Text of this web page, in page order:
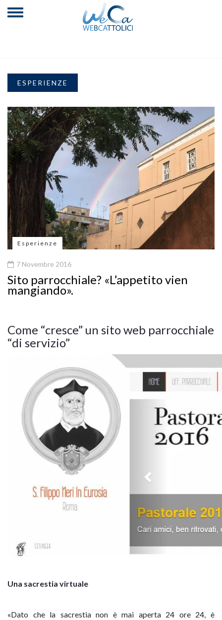
ESPERIENZE
Esperienze
7 Novembre 2016
Sito parrocchiale? «L’appetito vien
mangiando».
Come “cresce” un sito web parrocchiale
“di servizio”
Una sacrestia virtuale
«Dato che la sacrestia non è mai aperta 24 ore 24, è